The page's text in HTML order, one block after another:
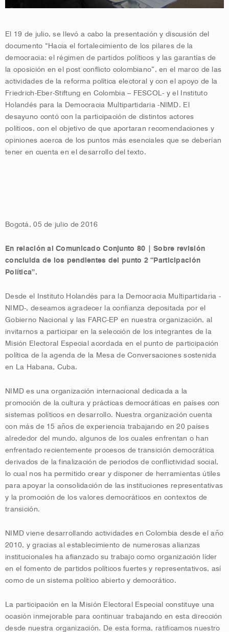
El 19 de julio, se llevó a cabo la presentación y discusión del
documento “Hacia el fortalecimiento de los pilares de la
democracia: el régimen de partidos políticos y las garantías de
la oposición en el post conflicto colombiano”, en el marco de las
actividades de la reforma política electoral y con el apoyo de la
Friedrich-Eber-Stiftung en Colombia – FESCOL- y el Instituto
Holandés para la Democracia Multipartidaria -NIMD. El
desayuno contó con la participación de distintos actores
políticos, con el objetivo de que aportaran recomendaciones y
opiniones acerca de los puntos más esenciales que se deberían
tener en cuenta en el desarrollo del texto.
Bogotá, 05 de julio de 2016
En relación al Comunicado Conjunto 80 | Sobre revisión
concluida de los pendientes del punto 2 “Participación
Política”.
Desde el Instituto Holandés para la Democracia Multipartidaria -
NIMD-, deseamos agradecer la confianza depositada por el
Gobierno Nacional y las FARC-EP en nuestra organización, al
invitarnos a participar en la selección de los integrantes de la
Misión Electoral Especial acordada en el punto de participación
política de la agenda de la Mesa de Conversaciones sostenida
en La Habana, Cuba.
NIMD es una organización internacional dedicada a la
promoción de la cultura y prácticas democráticas en países con
sistemas políticos en desarrollo. Nuestra organización cuenta
con más de 15 años de experiencia trabajando en 20 países
alrededor del mundo, algunos de los cuales enfrentan o han
enfrentado recientemente procesos de transición democrática
derivados de la finalización de periodos de conflictividad social,
lo cual nos ha permitido crear y disponer de herramientas útiles
para apoyar la consolidación de las instituciones representativas
y la promoción de los valores democráticos en contextos de
transición.
NIMD viene desarrollando actividades en Colombia desde el año
2010, y gracias al establecimiento de numerosas alianzas
institucionales ha afianzado su trabajo como organización líder
en el fomento de partidos políticos fuertes y representativos, así
como de un sistema político abierto y democrático.
La participación en la Misión Electoral Especial constituye una
ocasión inmejorable para continuar trabajando en esta dirección
desde nuestra organización. De esta forma, ratificamos nuestro